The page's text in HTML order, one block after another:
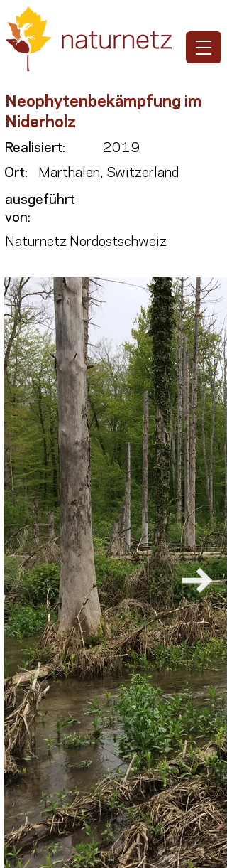
Neophytenbekämpfung im
Niderholz
Realisiert:
2019
Ort:
Marthalen, Switzerland
ausgeführt
von:
Naturnetz Nordostschweiz